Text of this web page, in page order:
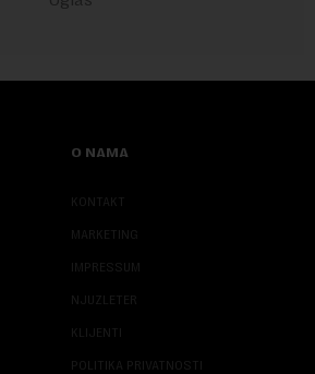
O NAMA
KONTAKT
MARKETING
IMPRESSUM
NJUZLETER
KLIJENTI
POLITIKA PRIVATNOSTI